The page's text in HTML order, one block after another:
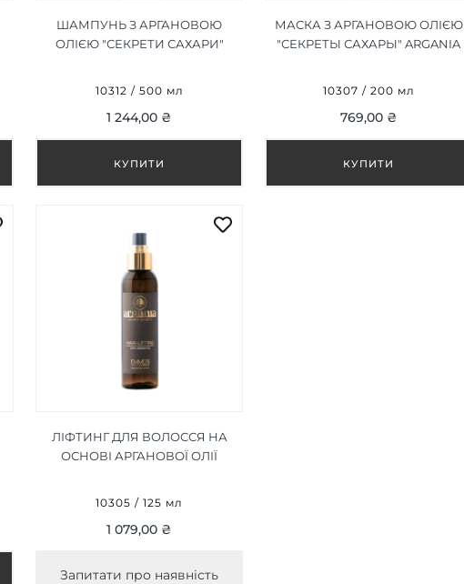
ШАМПУНЬ З АРГАНОВОЮ
ОЛІЄЮ "СЕКРЕТИ САХАРИ"
10312 / 500 мл
1 244,00 ₴
МАСКА З АРГАНОВОЮ ОЛІЄЮ
"СЕКРЕТЫ САХАРЫ" ARGANIA
10307 / 200 мл
769,00 ₴
ЛІФТИНГ ДЛЯ ВОЛОССЯ НА
ОСНОВІ АРГАНОВОЇ ОЛІЇ
125 ML
10305 / 125 мл
1 079,00 ₴
Запитати про наявність